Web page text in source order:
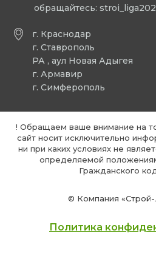
г. Краснодар
г. Ставрополь
РА , аул Новая Адыгея
г. Армавир
г. Симферополь
обращайтесь:
© Компания «Строй-
! Обращаем ваше внимание на
сайт носит исключительно
ни при каких условиях не
определяемой
Гражданского
Политика